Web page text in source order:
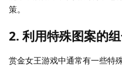
策。
2. 利用特殊图案的
赏金女王游戏中通常有一些特